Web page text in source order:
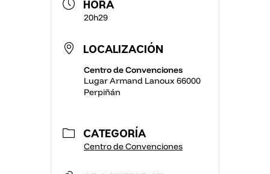
HORA
20h29
LOCALIZACIÓN
Centro de Convenciones
Lugar Armand Lanoux 66000
Perpiñán
CATEGORÍA
Centro de Convenciones